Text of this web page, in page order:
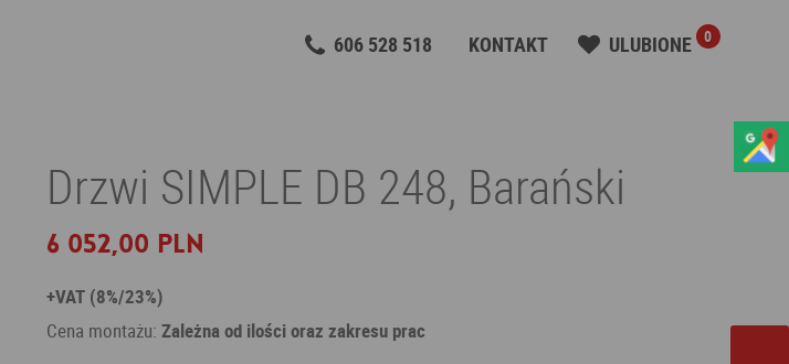
606 528 518 KONTAKT ULUBIONE 0
Drzwi SIMPLE DB 248, Barański
6 052,00 PLN
+VAT (8%/23%)
Cena montażu: Zależna od ilości oraz zakresu prac